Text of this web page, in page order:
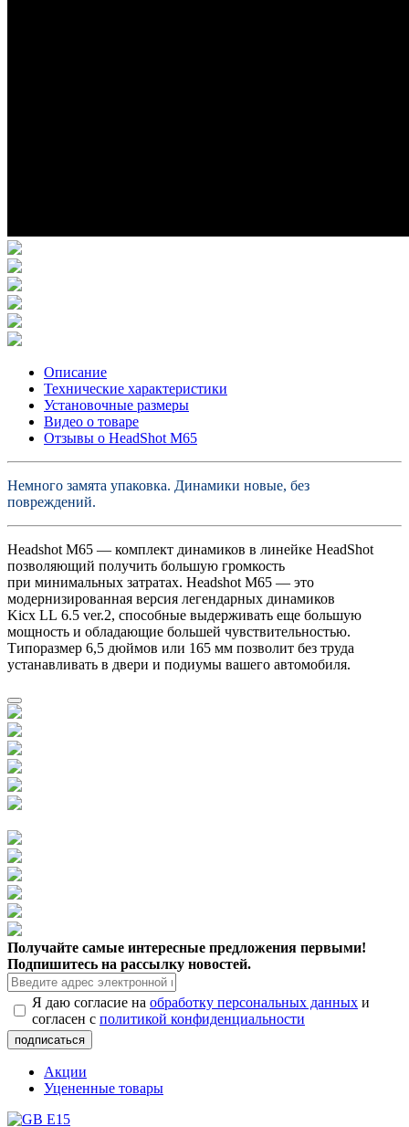
Описание
Технические характеристики
Установочные размеры
Видео о товаре
Отзывы о HeadShot M65
Немного замята упаковка. Динамики новые, без
повреждений.
Headshot М65 — комплект динамиков в линейке HeadShot
позволяющий получить большую громкость
при минимальных затратах. Headshot M65 — это
модернизированная версия легендарных динамиков
Kicx LL 6.5 ver.2, способные выдерживать еще большую
мощность и обладающие большей чувствительностью.
Типоразмер 6,5 дюймов или 165 мм позволит без труда
устанавливать в двери и подиумы вашего автомобиля.
Получайте самые интересные предложения первыми!
Подпишитесь на рассылку новостей.
Я даю согласие на обработку персональных данных и
согласен с политикой конфиденциальности
Акции
Уцененные товары